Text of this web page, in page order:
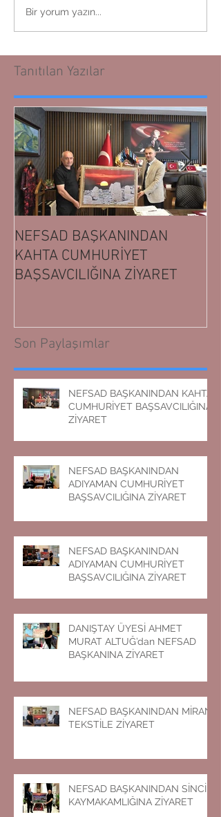
Bir yorum yazın...
Tanıtılan Yazılar
NEFSAD BAŞKANINDAN
KAHTA CUMHURİYET
BAŞSAVCILIĞINA ZİYARET
Son Paylaşımlar
NEFSAD BAŞKANINDAN KAHTA
CUMHURİYET BAŞSAVCILIĞINA
ZİYARET
NEFSAD BAŞKANINDAN
ADIYAMAN CUMHURİYET
BAŞSAVCILIĞINA ZİYARET
NEFSAD BAŞKANINDAN
ADIYAMAN CUMHURİYET
BAŞSAVCILIĞINA ZİYARET
DANIŞTAY ÜYESİ AHMET
MURAT ALTUĞ’dan NEFSAD
BAŞKANINA ZİYARET
NEFSAD BAŞKANINDAN MİRAN
TEKSTİLE ZİYARET
NEFSAD BAŞKANINDAN SİNCİK
KAYMAKAMLIĞINA ZİYARET